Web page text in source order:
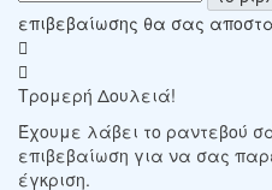
επιβεβαίωσης θα σας
Τρομερή Δουλειά!
Έχουμε λάβει το ραντεβού
επιβεβαίωση για να σας
έγκριση.